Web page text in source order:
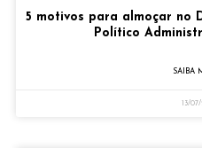
5 motivos para almoçar no
Político
SAIBA
13/